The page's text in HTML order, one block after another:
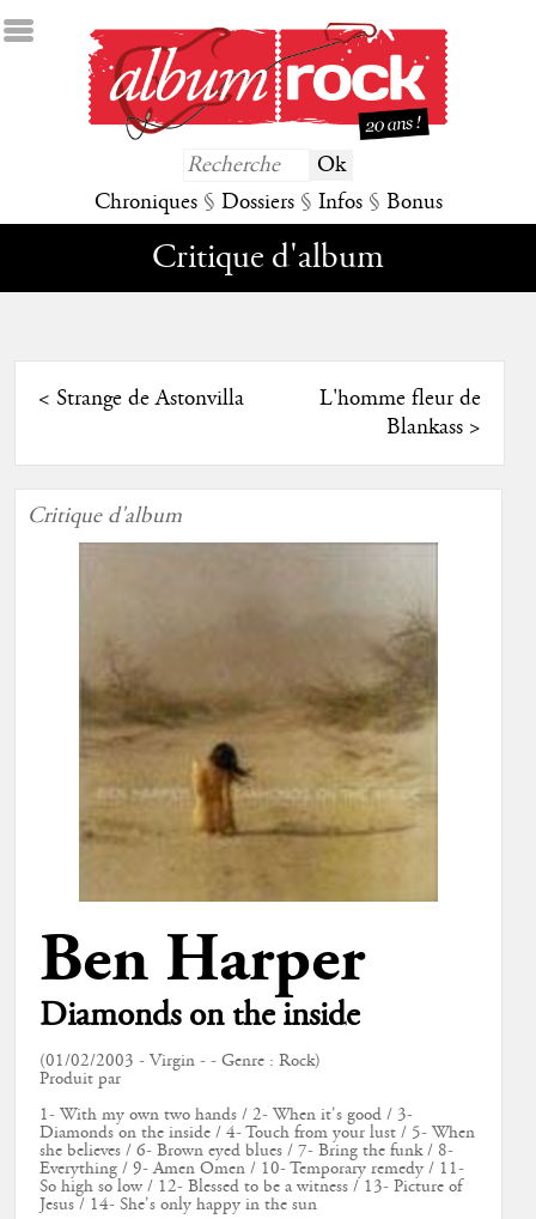
Chroniques § Dossiers § Infos § Bonus
Critique d'album
< Strange de Astonvilla
L'homme fleur de
Blankass>
Critique d'album
Ben Harper
Diamonds on the inside
(01/02/2003 - Virgin - - Genre : Rock)
Produit par
1- With my own two hands / 2- When it's good / 3-
Diamonds on the inside / 4- Touch from your lust / 5- When
she believes / 6- Brown eyed blues / 7- Bring the funk / 8-
Everything / 9- Amen Omen / 10- Temporary remedy / 11-
So high so low / 12- Blessed to be a witness / 13- Picture of
Jesus / 14- She's only happy in the sun